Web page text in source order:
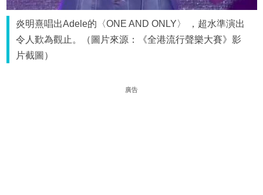
炎明熹唱出Adele的〈ONE AND ONLY〉 ，超水準演出
令人歎為觀止。（圖片來源：《全港流行聲樂大賽》影
片截圖）
廣告